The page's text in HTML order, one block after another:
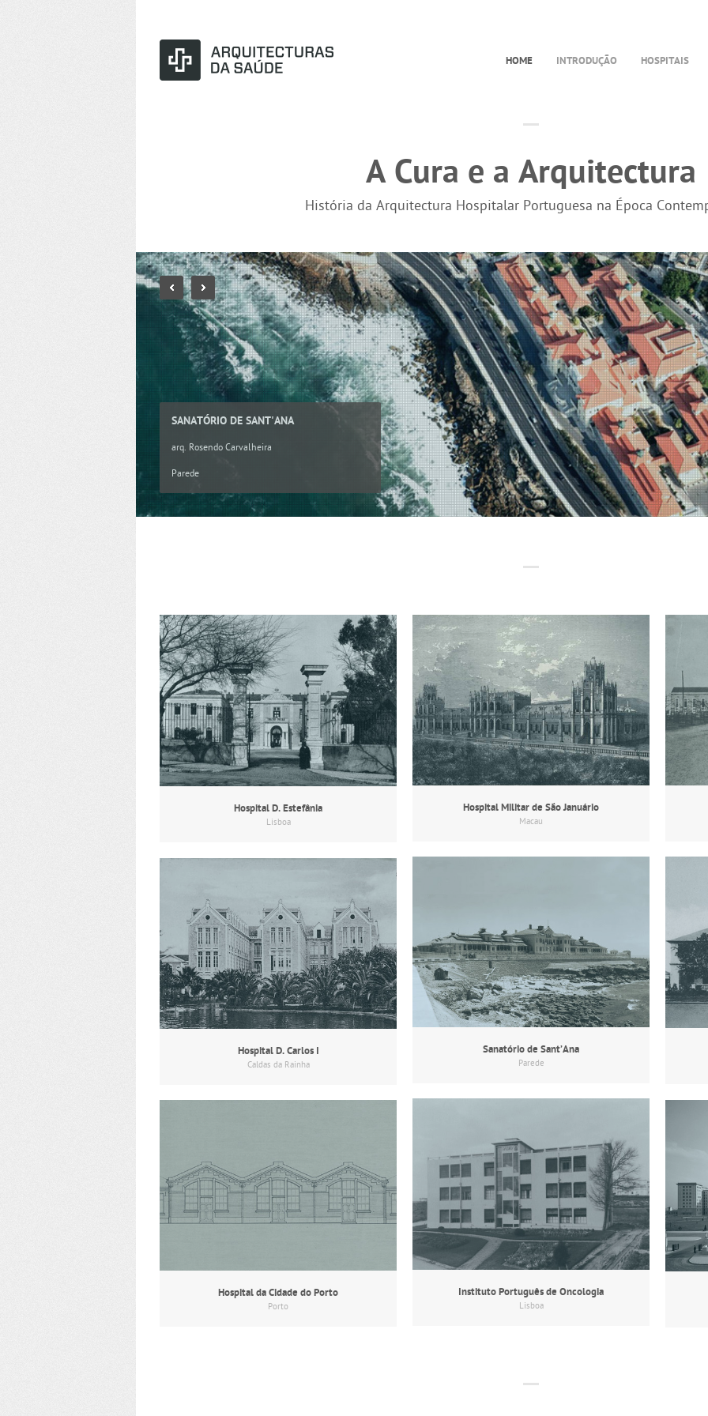
HOME INTRODUÇÃO HOSPITAIS
A Cura e a Arquitectura
História da Arquitectura Hospitalar Portuguesa na Época
SANATÓRIO DE SANT'ANA
arq. Rosendo Carvalheira
Parede
Hospital D. Estefânia
Lisboa
Hospital Militar de São Januário
Macau
Sanatório de Sant’Ana
Parede
Hospital D. Carlos I
Caldas da Rainha
Instituto Português de Oncologia
Lisboa
Hospital da Cidade do Porto
Porto